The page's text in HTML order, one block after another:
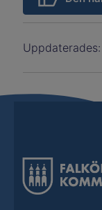
Uppdaterades: